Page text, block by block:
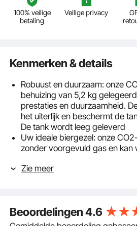
100% veilige
betaling
Veilige privacy
Kenmerken & details
Robuust en duurzaam: onze
behuizing van 5,2 kg
prestaties en duurzaamheid.
het uiterlijk en beschermt de
De tank wordt leeg geleverd
Uw ideale biergezel: onze
zonder voorgevuld gas en kan
conform de E290-norm. Het is
Verbeterde drukstabiliteit: onze
werkt met een werkdruk van
Zie meer
Beoordelingen4.6